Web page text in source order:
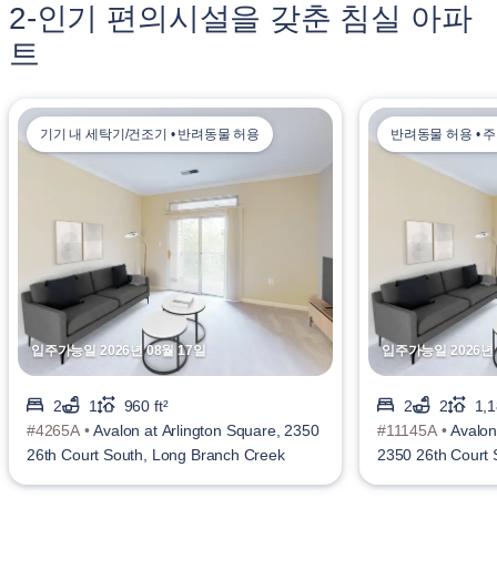
2-인기 편의시설을 갖춘 침실 아파
트
입주가능일 2026년 08월 17일
기기 내 세탁기/건조기 • 반려동물 허용
2 1
960 ft²
#4265A •Avalon at Arlington Square, 2350
26th Court South, Long Branch Creek
입주가능일 2026
반려동물 허용 •
2 2
#11145A •
2350 26th Court